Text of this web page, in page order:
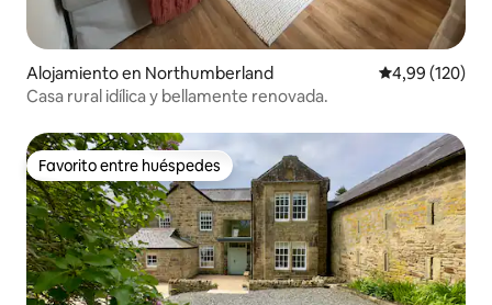
Alojamiento en Northumberland Calificación
4,99 (120)
Casa rural idílica y bellamente renovada.
Favorito entre huéspedes
Favorito entre huéspedes